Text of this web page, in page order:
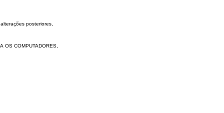
posteriores,
OS COMPUTADORES,